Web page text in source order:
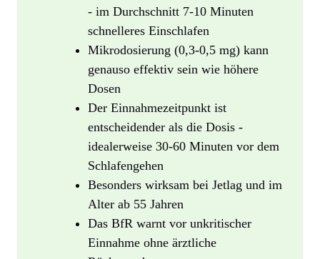
- im Durchschnitt 7-10 Minuten
schnelleres Einschlafen
Mikrodosierung (0,3-0,5 mg) kann
genauso effektiv sein wie höhere
Dosen
Der Einnahmezeitpunkt ist
entscheidender als die Dosis -
idealerweise 30-60 Minuten vor dem
Schlafengehen
Besonders wirksam bei Jetlag und im
Alter ab 55 Jahren
Das BfR warnt vor unkritischer
Einnahme ohne ärztliche